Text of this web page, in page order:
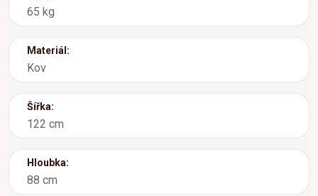
65 kg
Materiál:
Kov
Šířka:
122 cm
Hloubka:
88 cm